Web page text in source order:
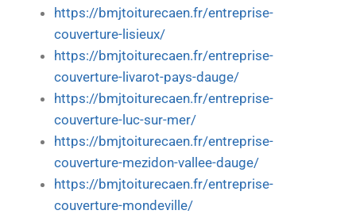
https://bmjtoiturecaen.fr/entreprise-
couverture-lisieux/
https://bmjtoiturecaen.fr/entreprise-
couverture-livarot-pays-dauge/
https://bmjtoiturecaen.fr/entreprise-
couverture-luc-sur-mer/
https://bmjtoiturecaen.fr/entreprise-
couverture-mezidon-vallee-dauge/
https://bmjtoiturecaen.fr/entreprise-
couverture-mondeville/